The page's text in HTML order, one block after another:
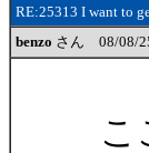
RE:25313 I want to
benzo さん 08/08/
こ